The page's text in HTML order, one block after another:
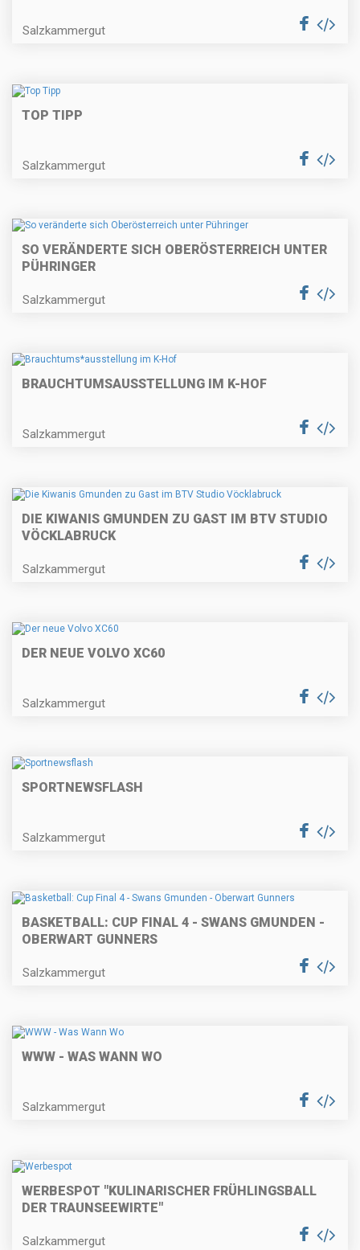
Salzkammergut
TOP TIPP
Salzkammergut
SO VERÄNDERTE SICH OBERÖSTERREICH UNTER
PÜHRINGER
Salzkammergut
BRAUCHTUMSAUSSTELLUNG IM K-HOF
Salzkammergut
DIE KIWANIS GMUNDEN ZU GAST IM BTV STUDIO
VÖCKLABRUCK
Salzkammergut
DER NEUE VOLVO XC60
Salzkammergut
SPORTNEWSFLASH
Salzkammergut
BASKETBALL: CUP FINAL 4 - SWANS GMUNDEN -
OBERWART GUNNERS
Salzkammergut
WWW - WAS WANN WO
Salzkammergut
WERBESPOT "KULINARISCHER FRÜHLINGSBALL
DER TRAUNSEEWIRTE"
Salzkammergut